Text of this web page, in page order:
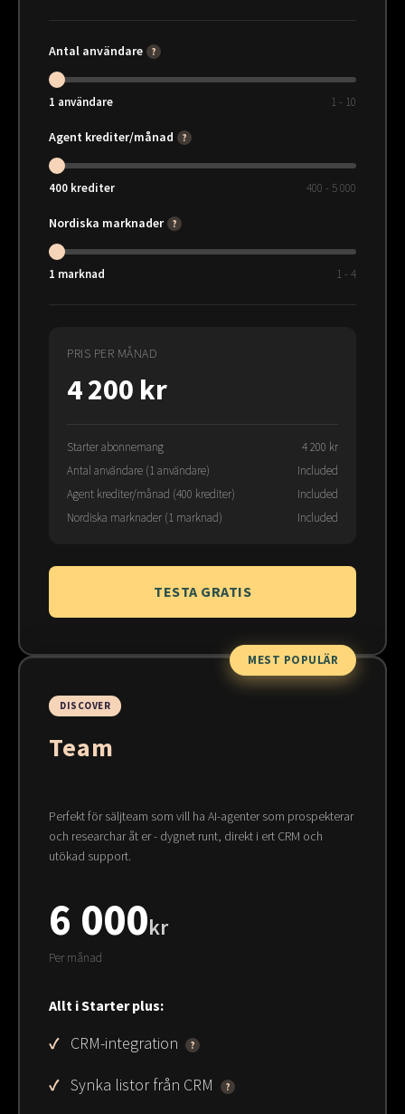
Antal användare ?
1 användare 1 - 10
Agent krediter/månad ?
400 krediter 400 - 5 000
Nordiska marknader ?
1 marknad 1 - 4
PRIS PER MÅNAD
4 200 kr
Starter abonnemang
4 200 kr
Antal användare (1 användare)
Included
Agent krediter/månad (400 krediter)
Included
Nordiska marknader (1 marknad)
Included
TESTA GRATIS
MEST POPULÄR
DISCOVER
Team
Perfekt för säljteam som vill ha AI-agenter som prospekterar
och researchar åt er - dygnet runt, direkt i ert CRM och
utökad support.
6 000kr
Per månad
Allt i Starter plus:
CRM-integration ?
Synka listor från CRM ?